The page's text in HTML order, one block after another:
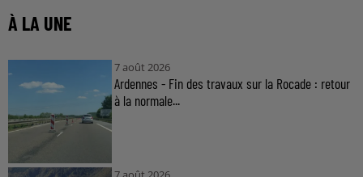
À LA UNE
7 août 2026
Ardennes - Fin des travaux sur la Rocade : retour
à la normale...